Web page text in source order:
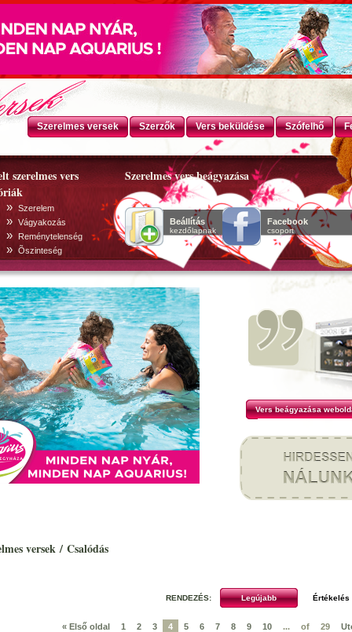
Szerelmes versek Szerzők Vers beküldése Szófelhő
szerelmes vers
» Szerelem
» Vágyakozás
» Reménytelenség
» Õszinteség
Szerelmes vers beágyazása
Beállítás
kezdőlapnak
Facebook
csoport
Vers beágyazása
versek / Csalódás
RENDEZÉS:
« Első oldal 1 2 3 4 5 6 7 8 9 10 ... of 29